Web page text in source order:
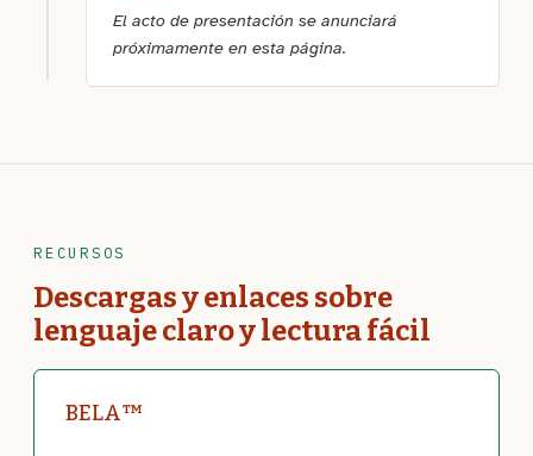
El acto de presentación se anunciará
próximamente en esta página.
RECURSOS
Descargas y enlaces sobre
lenguaje claro y lectura fácil
BELA™